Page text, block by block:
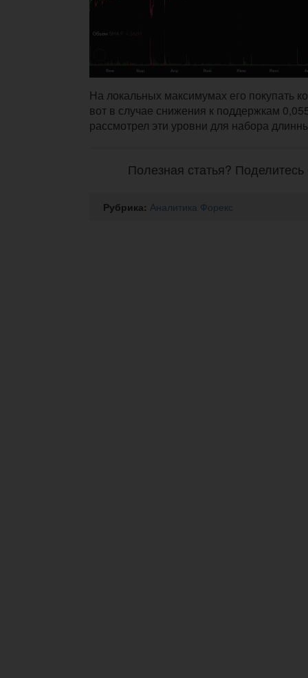
На локальных максимумах его покупать
вот в случае снижения к поддержкам
рассмотрел эти уровни для набора
Полезная статья?
Рубрика: Аналитика Форекс